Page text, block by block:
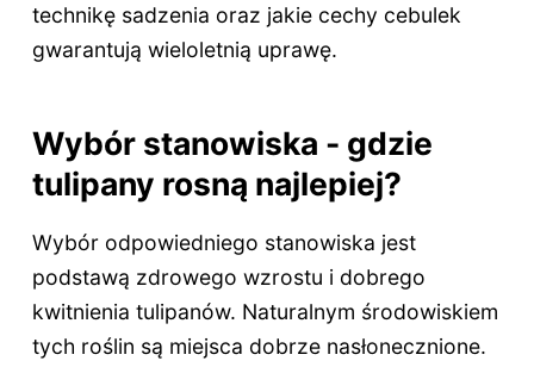
technikę sadzenia oraz jakie cechy cebulek
gwarantują wieloletnią uprawę.
Wybór stanowiska - gdzie
tulipany rosną najlepiej?
Wybór odpowiedniego stanowiska jest
podstawą zdrowego wzrostu i dobrego
kwitnienia tulipanów. Naturalnym środowiskiem
tych roślin są miejsca dobrze nasłonecznione.